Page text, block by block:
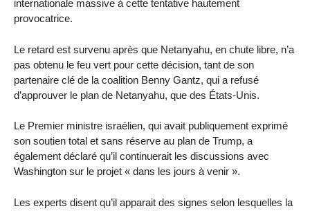
internationale massive à cette tentative hautement
provocatrice.
Le retard est survenu après que Netanyahu, en chute libre, n’a
pas obtenu le feu vert pour cette décision, tant de son
partenaire clé de la coalition Benny Gantz, qui a refusé
d’approuver le plan de Netanyahu, que des États-Unis.
Le Premier ministre israélien, qui avait publiquement exprimé
son soutien total et sans réserve au plan de Trump, a
également déclaré qu’il continuerait les discussions avec
Washington sur le projet « dans les jours à venir ».
Les experts disent qu’il apparait des signes selon lesquelles la